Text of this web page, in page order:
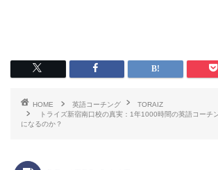
HOME 英語コーチング
TORAIZ
トライズ新宿南口校の真実：1年1000時間の英語コーチ
になるのか？